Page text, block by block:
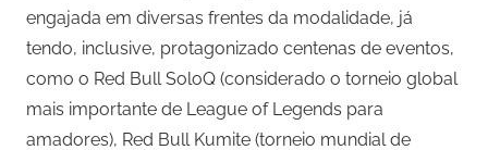
engajada em diversas frentes da modalidade, já
tendo, inclusive, protagonizado centenas de eventos,
como o Red Bull SoloQ (considerado o torneio global
mais importante de League of Legends para
amadores), Red Bull Kumite (torneio mundial de